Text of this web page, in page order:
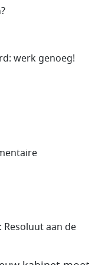
werk genoeg!
aan de